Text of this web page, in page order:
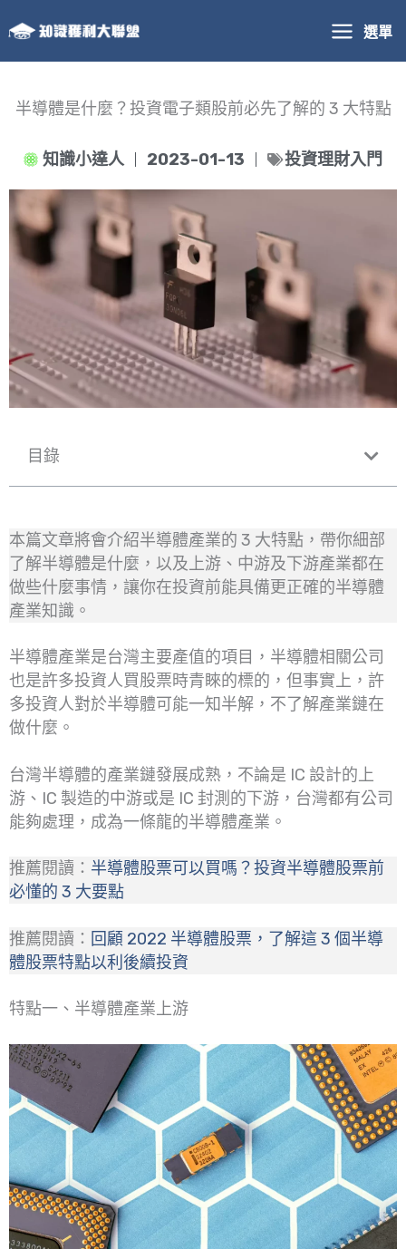
至
主
選單
半導體是什麼？投資電子類股前必先了解的 3 大特點
知識小達人 2023-01-13 投資理財入門
目錄
本篇文章將會介紹半導體產業的 3 大特點，帶你細部
了解半導體是什麼，以及上游、中游及下游產業都在
做些什麼事情，讓你在投資前能具備更正確的半導體
產業知識。
半導體產業是台灣主要產值的項目，半導體相關公司
也是許多投資人買股票時青睞的標的，但事實上，許
多投資人對於半導體可能一知半解，不了解產業鏈在
做什麼。
台灣半導體的產業鏈發展成熟，不論是 IC 設計的上
游、IC 製造的中游或是 IC 封測的下游，台灣都有公司
能夠處理，成為一條龍的半導體產業。
推薦閱讀： 半導體股票可以買嗎？投資半導體股票前
必懂的 3 大要點
推薦閱讀： 回顧 2022 半導體股票，了解這 3 個半導
體股票特點以利後續投資
特點一、半導體產業上游